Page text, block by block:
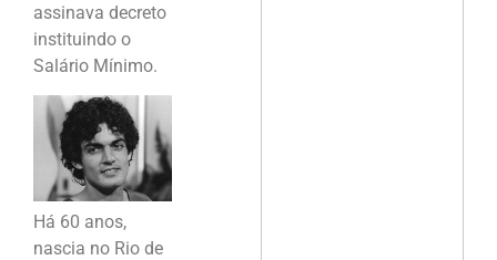
assinava decreto
instituindo o
Salário Mínimo.
Há 60 anos,
nascia no Rio de